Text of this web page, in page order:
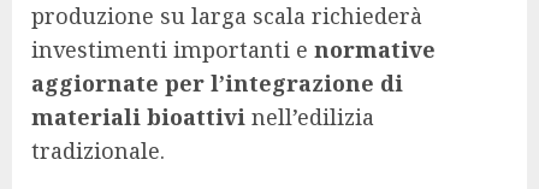
produzione su larga scala richiederà
investimenti importanti e normative
aggiornate per l’integrazione di
materiali bioattivi nell’edilizia
tradizionale.